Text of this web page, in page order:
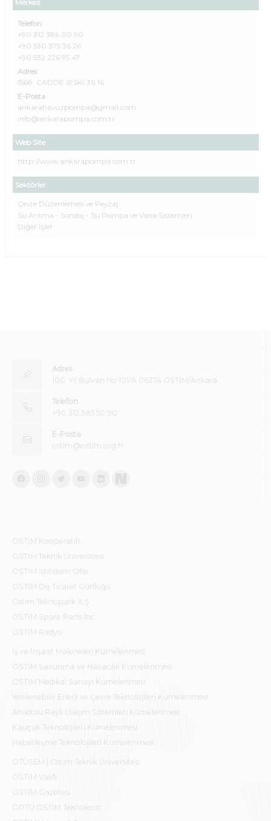
Merkez
Telefon
+90 312 386 00 90
+90 530 375 36 26
+90 532 226 95 47
Adres
1568. CADDE (ESKİ 31) 16
E-Posta
ankarahavuzpompa@gmail.com
info@ankarapompa.com.tr
Web Site
http://www.ankarapompa.com.tr
Sektörler
Çevre Düzenlemesi ve Peyzaj
Su Arıtma - Sondaj - Su Pompa ve Vana Sistemleri
Diğer İşler
Adres
100. Yıl Bulvarı No:101/A 06374 OSTİM/Ankara
Telefon
+90 312 385 50 90
E-Posta
ostim@ostim.org.tr
OSTİM Kooperatifi
OSTİM Teknik Üniversitesi
OSTİM İstihdam Ofisi
OSTİM Dış Ticaret Günlüğü
Ostim Teknopark A.Ş.
OSTİM Spare Parts Inc.
OSTİM Radyo
İş ve İnşaat Makineleri Kümelenmesi
OSTİM Savunma ve Havacılık Kümelenmesi
OSTİM Medikal Sanayi Kümelenmesi
Yenilenebilir Enerji ve Çevre Teknolojileri Kümelenmesi
Anadolu Raylı Ulaşım Sistemleri Kümelenmesi
Kauçuk Teknolojileri Kümelenmesi
Haberleşme Teknolojileri Kümelenmesi
OTÜSEM | Ostim Teknik Üniversitesi
OSTİM Vakfı
OSTİM Gazetesi
ODTÜ OSTİM Teknokent